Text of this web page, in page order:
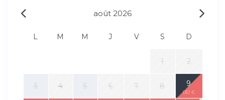
août 2026
L M M J V S D
1 2
3 4 5 6 7 8 9
130 €